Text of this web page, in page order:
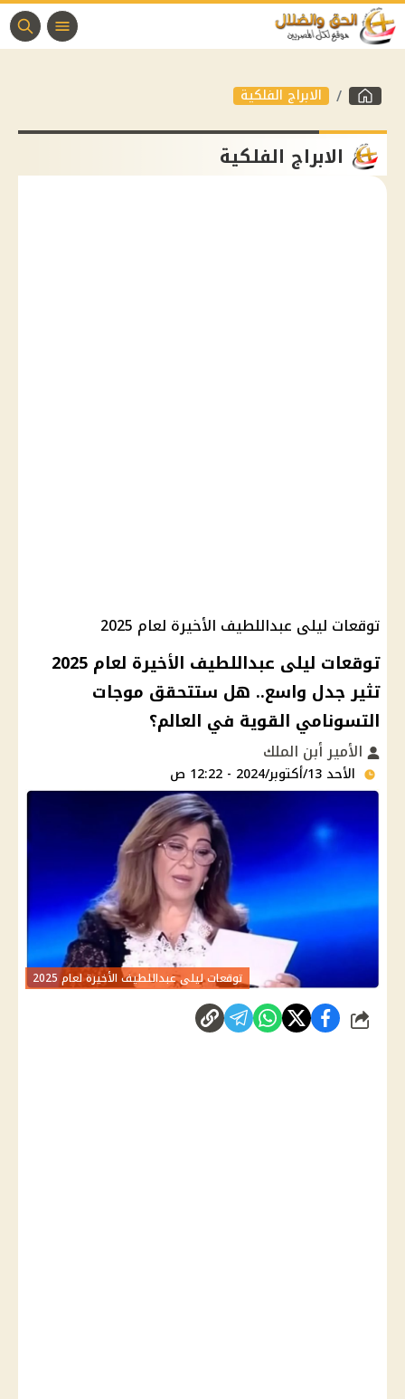
الابراج الفلكية
الابراج الفلكية
توقعات ليلى عبداللطيف الأخيرة لعام 2025
توقعات ليلى عبداللطيف الأخيرة لعام 2025
تثير جدل واسع.. هل ستتحقق موجات
التسونامي القوية في العالم؟
الأمير أبن الملك
الأحد 13/أكتوبر/2024 - 12:22 ص
توقعات ليلى عبداللطيف الأخيرة لعام 2025
شارك